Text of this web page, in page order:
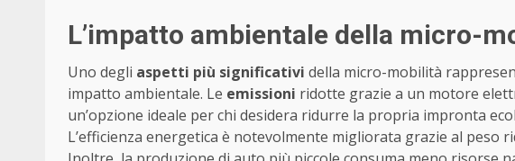
L’impatto ambientale della micro-
Uno degli aspetti più significativi della micro-mobilità
impatto ambientale. Le emissioni ridotte grazie a un motore
un’opzione ideale per chi desidera ridurre la propria impronta
L’efficienza energetica è notevolmente migliorata grazie al peso